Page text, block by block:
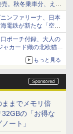
。秋冬乗車分、えき
ンファリーナ、日本
電鉄が新たな「空港
ポーチ付録、大人の
ャカード織の北欧猫デ
もっと見る
ままでメモリ倍
の「お得な
ート」